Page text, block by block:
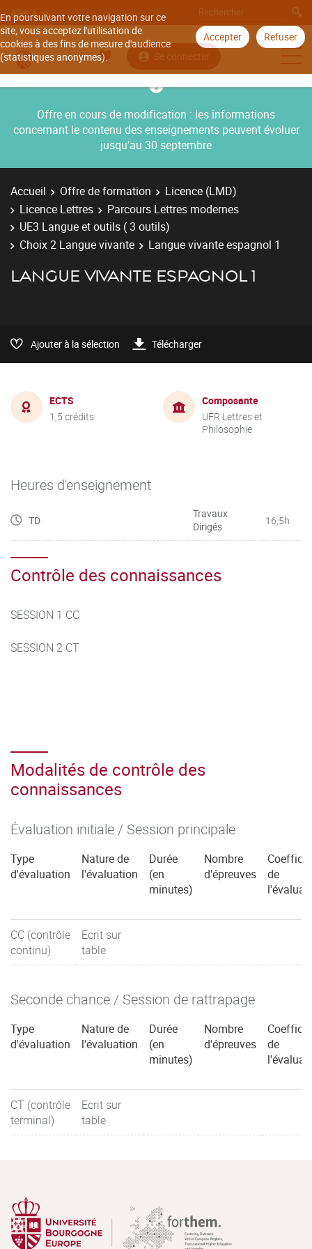
En poursuivant votre navigation sur ce
site, vous acceptez l'utilisation de
cookies à des fins de mesure d'audience
(statistiques anonymes).
Accepter Refuser
Aller à
Se connecter
Offre en cours de modification : les informations
concernant le contenu des enseignements peuvent évoluer
jusqu’au 30 septembre
Accueil Offre de formation
Licence (LMD)
Licence Lettres
Parcours Lettres modernes
UE3 Langue et outils ( 3 outils)
Choix 2 Langue vivante
Langue vivante espagnol 1
LANGUE VIVANTE ESPAGNOL 1
Ajouter à la sélection Télécharger
ECTS
1,5 crédits
Composante
UFR Lettres et
Philosophie
Heures d'enseignement
TD
Travaux
Dirigés
16,5h
Contrôle des connaissances
SESSION 1 CC
SESSION 2 CT
Modalités de contrôle des
connaissances
Évaluation initiale / Session principale
Type
d'évaluation
Nature de
l'évaluation
Durée
(en
minutes)
Nombre
d'épreuves
de
CC (contrôle
continu)
Ecrit sur
table
Seconde chance / Session de rattrapage
Type
d'évaluation
Nature de
l'évaluation
Durée
(en
minutes)
Nombre
d'épreuves
de
CT (contrôle
terminal)
Ecrit sur
table